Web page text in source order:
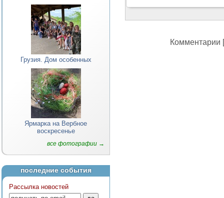
Грузия. Дом особенных
Ярмарка на Вербное
воскресенье
все фотографии →
последние события
Рассылка новостей
Комментарии